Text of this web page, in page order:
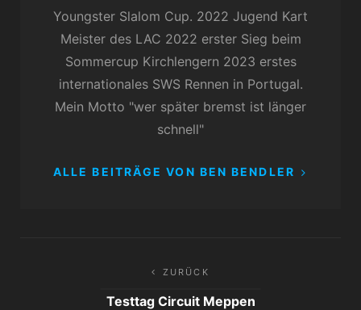
Youngster Slalom Cup. 2022 Jugend Kart
Meister des LAC 2022 erster Sieg beim
Sommercup Kirchlengern 2023 erstes
internationales SWS Rennen in Portugal.
Mein Motto "wer später bremst ist länger
schnell"
ALLE BEITRÄGE VON BEN BENDLER
ZURÜCK
Testtag Circuit Meppen